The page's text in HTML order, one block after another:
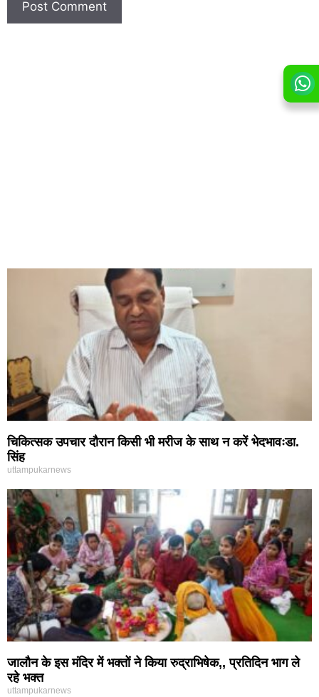
चिकित्सक उपचार दौरान किसी भी मरीज के साथ न करें भेदभावःडा.
सिंह
uttampukarnews
जालौन के इस मंदिर में भक्तों ने किया रुद्राभिषेक,, प्रतिदिन भाग ले
रहे भक्त
uttampukarnews